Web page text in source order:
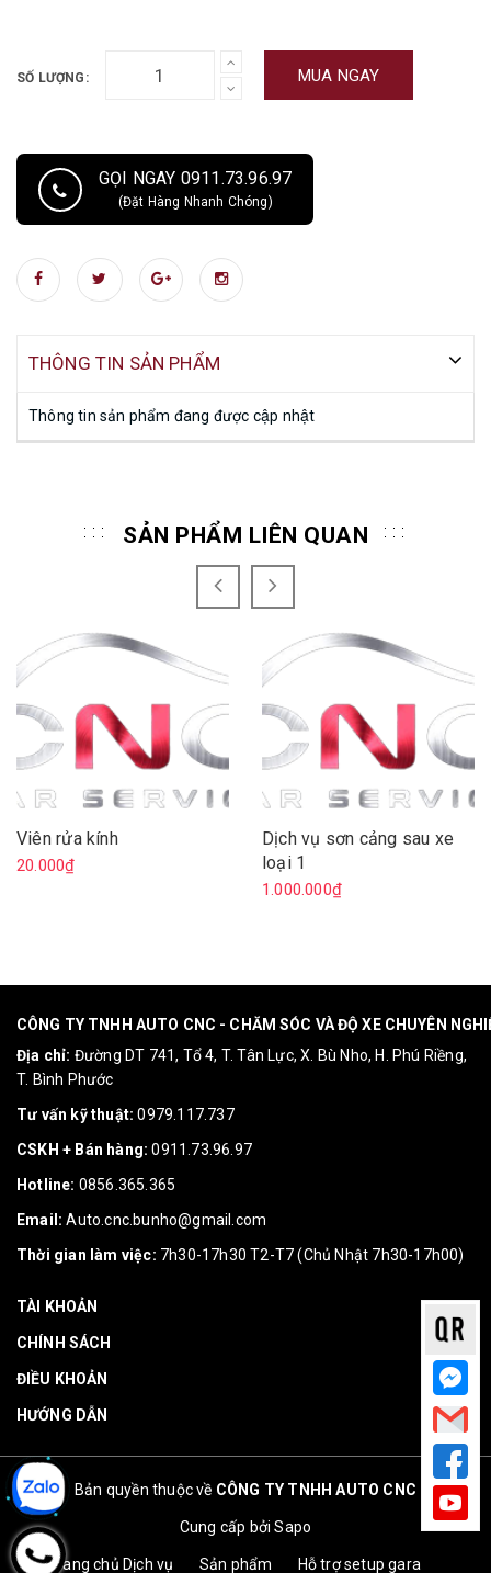
SỐ LƯỢNG: MUA NGAY
GỌI NGAY 0911.73.96.97
(Đặt Hàng Nhanh Chóng)
THÔNG TIN SẢN PHẨM
Thông tin sản phẩm đang được cập nhật
SẢN PHẨM LIÊN QUAN
Viên rửa kính
20.000₫
Dịch vụ sơn cảng sau xe
loại 1
1.000.000₫
CÔNG TY TNHH AUTO CNC - CHĂM SÓC VÀ ĐỘ XE CHUYÊN
Địa chỉ: Đường DT 741, Tổ 4, T. Tân Lực, X. Bù Nho, H. Phú Riềng,
T. Bình Phước
Tư vấn kỹ thuật: 0979.117.737
CSKH + Bán hàng: 0911.73.96.97
Hotline: 0856.365.365
Email: Auto.cnc.bunho@gmail.com
Thời gian làm việc: 7h30-17h30 T2-T7 (Chủ Nhật 7h30-17h00)
TÀI KHOẢN
CHÍNH SÁCH
ĐIỀU KHOẢN
HƯỚNG DẪN
Bản quyền thuộc về CÔNG TY TNHH AUTO CNC
Cung cấp bởiSapo
Trang chủ Dịch vụ Sản phẩm Hỗ trợ setup gara